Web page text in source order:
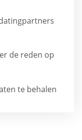
de reden op
te behalen